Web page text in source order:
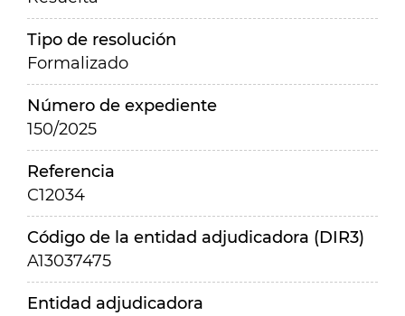
Tipo de resolución
Formalizado
Número de expediente
150/2025
Referencia
C12034
Código de la entidad adjudicadora (DIR3)
A13037475
Entidad adjudicadora